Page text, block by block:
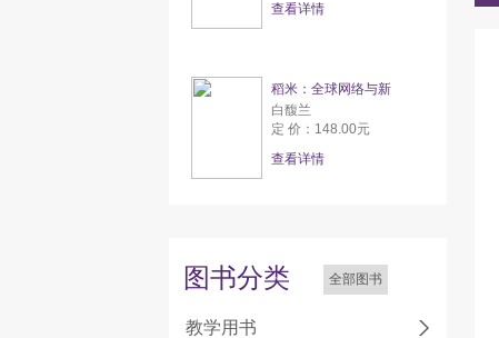
查看详情
稻米：全球网络与新
白馥兰
定 价：148.00元
查看详情
图书分类 全部图书
教学用书